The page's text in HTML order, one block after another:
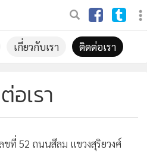
เกี่ยวกับเรา ติดต่อเรา
อเรา
ขที่ 52 ถนนสีลม แขวงสุริยวงศ์